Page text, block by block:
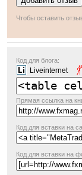
Чтобы оставить
Код для блога:
Liveinternet
Прямая ссылкана
Код для вставки на
Код для вставки на